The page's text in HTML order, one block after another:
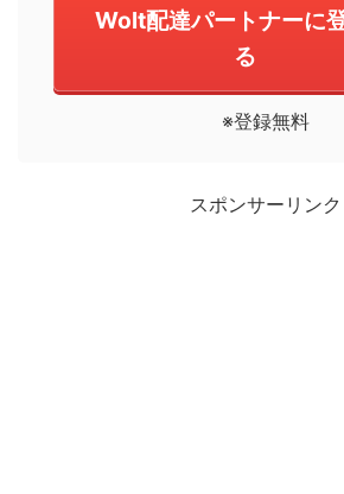
Wolt配達パートナーに
る
※登録無料
スポンサーリンク